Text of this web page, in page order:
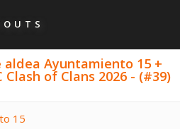
aldea Ayuntamiento 15 +
Clash of Clans 2026 - (#39)
15